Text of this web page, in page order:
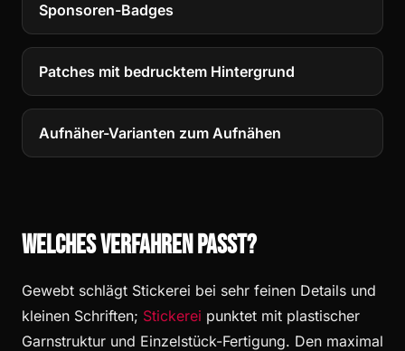
Sponsoren-Badges
Patches mit bedrucktem Hintergrund
Aufnäher-Varianten zum Aufnähen
Welches Verfahren passt?
Gewebt schlägt Stickerei bei sehr feinen Details und
kleinen Schriften; Stickerei punktet mit plastischer
Garnstruktur und Einzelstück-Fertigung. Den maximal